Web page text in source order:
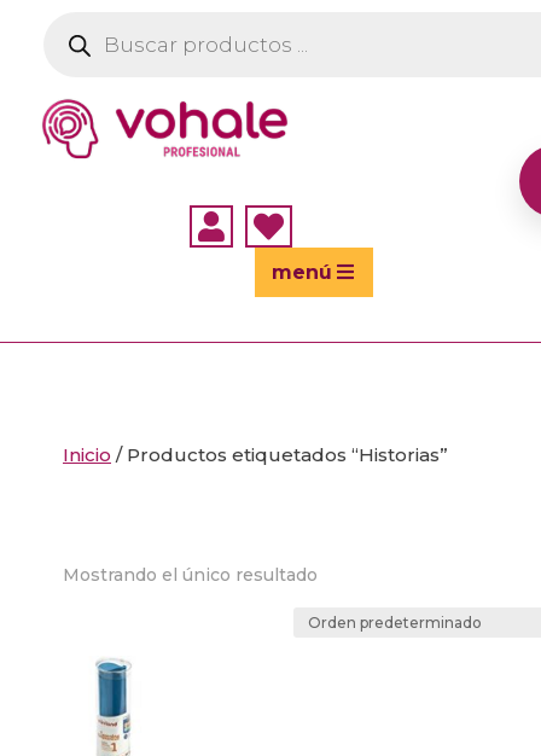
productos
 
menú
Inicio / Productos etiquetados “Historias”
Mostrando el único resultado